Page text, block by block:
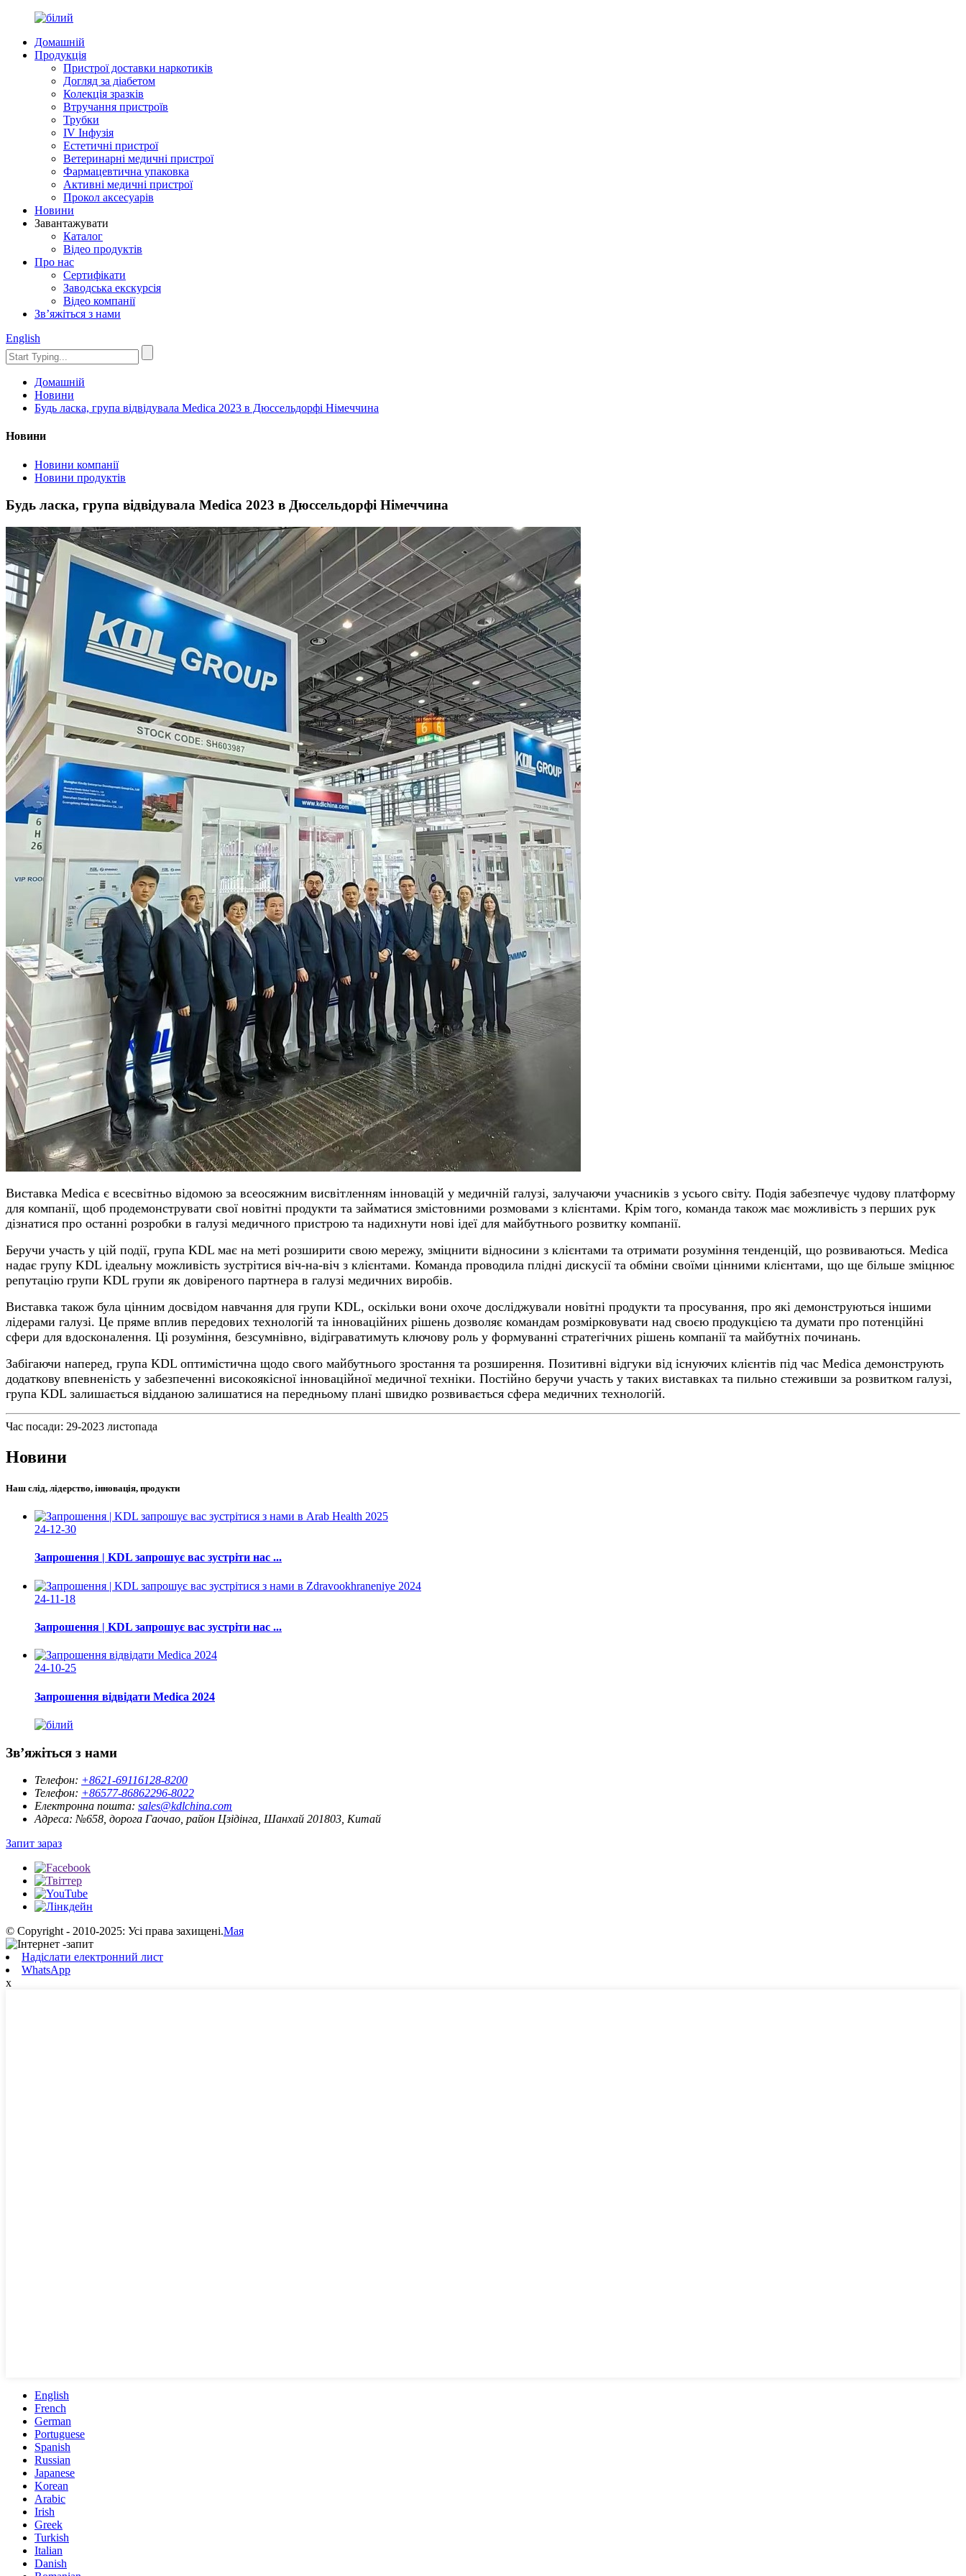
Домашній
Продукція
Пристрої доставки наркотиків
Догляд за діабетом
Колекція зразків
Втручання пристроїв
Трубки
IV Інфузія
Естетичні пристрої
Ветеринарні медичні пристрої
Фармацевтична упаковка
Активні медичні пристрої
Прокол аксесуарів
Новини
Завантажувати
Каталог
Відео продуктів
Про нас
Сертифікати
Заводська екскурсія
Відео компанії
Зв’яжіться з нами
English
Домашній
Новини
Будь ласка, група відвідувала Medica 2023 в Дюссельдорфі Німеччина
Новини
Новини компанії
Новини продуктів
Будь ласка, група відвідувала Medica 2023 в Дюссельдорфі Німеччина
Виставка Medica є всесвітньо відомою за всеосяжним висвітленням інновацій у медичній галузі, залучаючи учасників з усього світу. Подія забезпечує чудову платформу
для компанії, щоб продемонструвати свої новітні продукти та займатися змістовними розмовами з клієнтами. Крім того, команда також має можливість з перших рук
дізнатися про останні розробки в галузі медичного пристрою та надихнути нові ідеї для майбутнього розвитку компанії.
Беручи участь у цій події, група KDL має на меті розширити свою мережу, зміцнити відносини з клієнтами та отримати розуміння тенденцій, що розвиваються. Medica
надає групу KDL ідеальну можливість зустрітися віч-на-віч з клієнтами. Команда проводила плідні дискусії та обміни своїми цінними клієнтами, що ще більше зміцнює
репутацію групи KDL групи як довіреного партнера в галузі медичних виробів.
Виставка також була цінним досвідом навчання для групи KDL, оскільки вони охоче досліджували новітні продукти та просування, про які демонструються іншими
лідерами галузі. Це пряме вплив передових технологій та інноваційних рішень дозволяє командам розмірковувати над своєю продукцією та думати про потенційні
сфери для вдосконалення. Ці розуміння, безсумнівно, відіграватимуть ключову роль у формуванні стратегічних рішень компанії та майбутніх починань.
Забігаючи наперед, група KDL оптимістична щодо свого майбутнього зростання та розширення. Позитивні відгуки від існуючих клієнтів під час Medica демонструють
додаткову впевненість у забезпеченні високоякісної інноваційної медичної техніки. Постійно беручи участь у таких виставках та пильно стеживши за розвитком галузі,
група KDL залишається відданою залишатися на передньому плані швидко розвивається сфера медичних технологій.
Час посади: 29-2023 листопада
Новини
Наш слід, лідерство, інновація, продукти
24-12-30
Запрошення | KDL запрошує вас зустріти нас ...
24-11-18
Запрошення | KDL запрошує вас зустріти нас ...
24-10-25
Запрошення відвідати Medica 2024
Зв’яжіться з нами
Телефон: +8621-69116128-8200
Телефон: +86577-86862296-8022
Електронна пошта: sales@kdlchina.com
Адреса: №658, дорога Гаочао, район Цзідінга, Шанхай 201803, Китай
Запит зараз
© Copyright - 2010-2025: Усі права захищені.Мая
Надіслати електронний лист
WhatsApp
x
English
French
German
Portuguese
Spanish
Russian
Japanese
Korean
Arabic
Irish
Greek
Turkish
Italian
Danish